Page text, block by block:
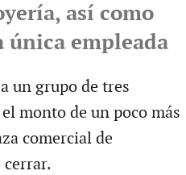
así como
única empleada
un grupo de tres
monto de un poco más
comercial de